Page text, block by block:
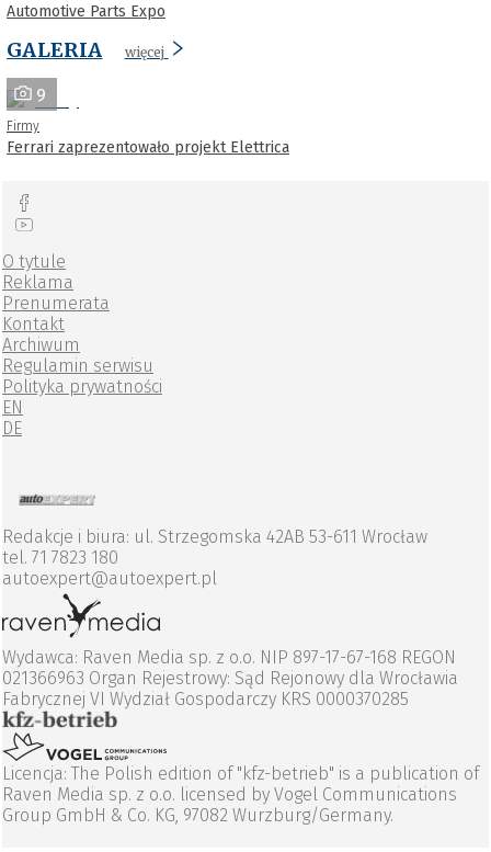
Automotive Parts Expo
GALERIA więcej
9
Firmy
Ferrari zaprezentowało projekt Elettrica
O tytule
Reklama
Prenumerata
Kontakt
Archiwum
Regulamin serwisu
Polityka prywatności
EN
DE
Redakcje i biura: ul. Strzegomska 42AB 53-611 Wrocław
tel. 71 7823 180
autoexpert@autoexpert.pl
Wydawca: Raven Media sp. z o.o. NIP 897-17-67-168 REGON
021366963 Organ Rejestrowy: Sąd Rejonowy dla Wrocławia
Fabrycznej VI Wydział Gospodarczy KRS 0000370285
Licencja: The Polish edition of "kfz-betrieb" is a publication of
Raven Media sp. z o.o. licensed by Vogel Communications
Group GmbH & Co. KG, 97082 Wurzburg/Germany.